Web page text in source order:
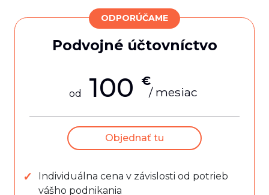
ODPORÚČAME
Podvojné účtovníctvo
od 100 €
/ mesiac
Objednať tu
Individuálna cena v závislosti od potrieb
vášho podnikania